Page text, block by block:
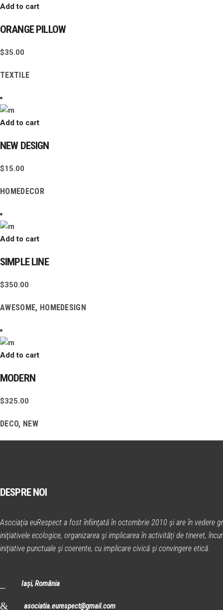
Add to cart
ORANGE PILLOW
$35.00
TEXTILE
Add to cart
NEW DESIGN
$15.00
HOMEDECOR
Add to cart
SIMPLE LINE
$350.00
AWESOME, HOMEDESIGN
Add to cart
MODERN
$325.00
DECO, NEW
DESPRE NOI
Asociaţia euRespect a fost înfiinţată în octombrie 2010 și are în vedere
iniţiativele ecologice, organizarea şi implicarea în activităţi de tineret,
iniţiative punctuale şi coerente, cu implicare civică şi convingere etică.
Iași, România
asociatia.eurespect@gmail.com